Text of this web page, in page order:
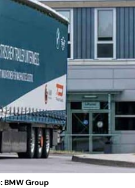
BMW Group